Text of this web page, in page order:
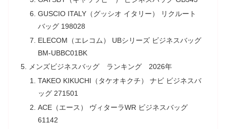
GUSCIO ITALY（グッシオ イタリー） リクルート
バッグ 198028
ELECOM（エレコム） UBシリーズ ビジネスバッグ
BM-UBBC01BK
メンズビジネスバッグ ランキング 2026年
TAKEO KIKUCHI（タケオキクチ） ナビ ビジネスバ
ッグ 271501
ACE（エース） ヴィターラWR ビジネスバッグ
61142